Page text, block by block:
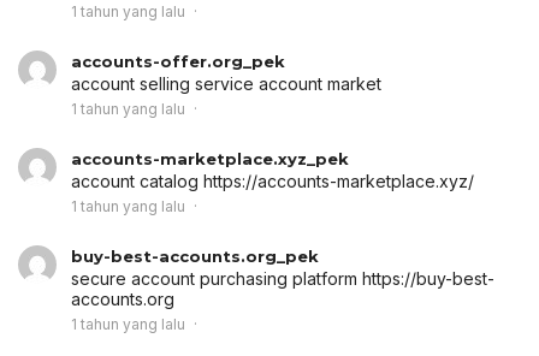
1 tahun yang lalu
accounts-offer.org_pek
account selling service account market
1 tahun yang lalu
accounts-marketplace.xyz_pek
account catalog https://accounts-marketplace.xyz/
1 tahun yang lalu
buy-best-accounts.org_pek
secure account purchasing platform https://buy-best-
accounts.org
1 tahun yang lalu